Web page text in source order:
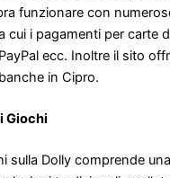
funzionare con
cui i pagamenti per carte
ecc. Inoltre il sito
in Cipro.
Giochi
sulla Dolly comprende